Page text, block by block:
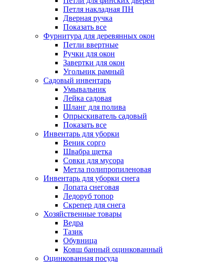
Петля накладная ПН
Дверная ручка
Показать все
Фурнитура для деревянных окон
Петли ввертные
Ручки для окон
Завертки для окон
Угольник рамный
Садовый инвентарь
Умывальник
Лейка садовая
Шланг для полива
Опрыскиватель садовый
Показать все
Инвентарь для уборки
Веник сорго
Швабра щетка
Совки для мусора
Метла полипропиленовая
Инвентарь для уборки снега
Лопата снеговая
Ледоруб топор
Скрепер для снега
Хозяйственные товары
Ведра
Тазик
Обувница
Ковш банный оцинкованный
Оцинкованная посуда